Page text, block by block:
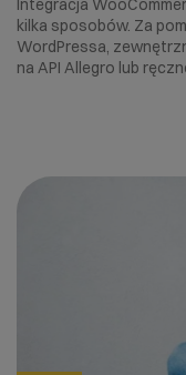
kilka sposobów. Za
WordPressa,
na API Allegro lub